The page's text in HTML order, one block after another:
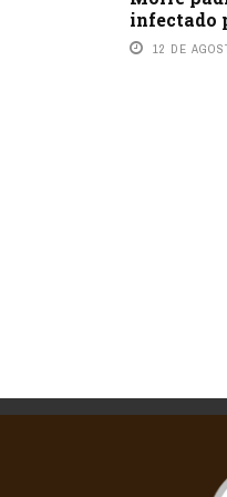
infectado
12 DE